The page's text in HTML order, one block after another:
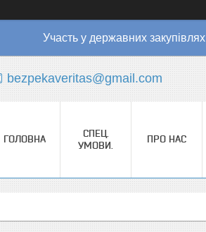
Участь у державних
bezpekaveritas@gmail.com
ГОЛОВНА
СПЕЦ.
УМОВИ.
ПРО НАС